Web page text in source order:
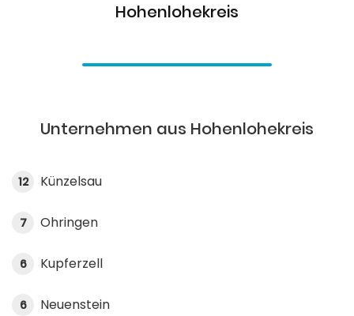
Hohenlohekreis
Unternehmen aus Hohenlohekreis
12 Künzelsau
7 Ohringen
6 Kupferzell
6 Neuenstein